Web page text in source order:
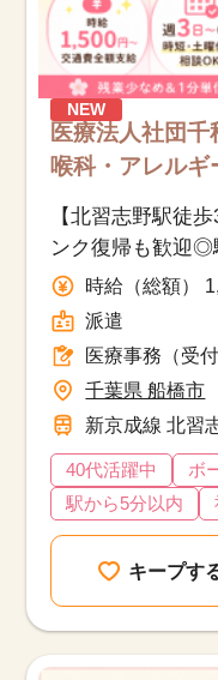
NEW
医療法人社団
喉科・アレルギ
務（受付・クラ
【北習志野駅徒
ンク復帰も歓迎◎
時給（総額）
派遣
医療事務（受
千葉県 船橋市
新京成線 北習
40代活躍中
ボ
駅から5分以内
キープす